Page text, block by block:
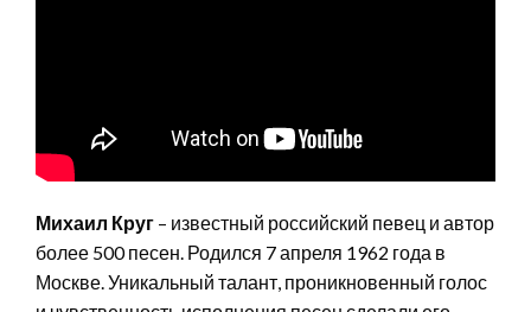
Михаил Круг – известный российский певец и автор
более 500 песен. Родился 7 апреля 1962 года в
Москве. Уникальный талант, проникновенный голос